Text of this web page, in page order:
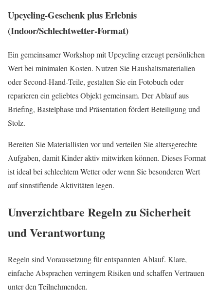
Upcycling‑Geschenk plus Erlebnis
(Indoor/Schlechtwetter‑Format)
Ein gemeinsamer Workshop mit Upcycling erzeugt persönlichen
Wert bei minimalen Kosten. Nutzen Sie Haushaltsmaterialien
oder Second‑Hand‑Teile, gestalten Sie ein Fotobuch oder
reparieren ein geliebtes Objekt gemeinsam. Der Ablauf aus
Briefing, Bastelphase und Präsentation fördert Beteiligung und
Stolz.
Bereiten Sie Materiallisten vor und verteilen Sie altersgerechte
Aufgaben, damit Kinder aktiv mitwirken können. Dieses Format
ist ideal bei schlechtem Wetter oder wenn Sie besonderen Wert
auf sinnstiftende Aktivitäten legen.
Unverzichtbare Regeln zu Sicherheit
und Verantwortung
Regeln sind Voraussetzung für entspannten Ablauf. Klare,
einfache Absprachen verringern Risiken und schaffen Vertrauen
unter den Teilnehmenden.